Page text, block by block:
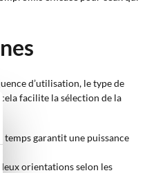
d’utilisation, le type de
facilite la sélection de la
garantit une puissance
orientations selon les